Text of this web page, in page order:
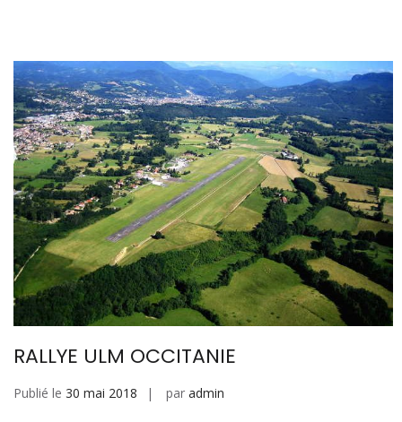
RALLYE ULM OCCITANIE
Publié le 30 mai 2018 par admin